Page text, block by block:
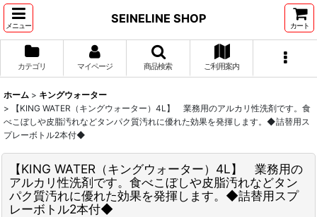
メニュー
SEINELINE SHOP
カート
カテゴリ マイページ 商品検索 ご利用案内
ホーム > キングウォーター
>
【KING WATER（キングウォーター）4L】 業務用のアルカリ性洗剤です。食
べこぼしや皮脂汚れなどタンパク質汚れに優れた効果を発揮します。◆詰替用ス
プレーボトル2本付◆
【KING WATER（キングウォーター）4L】 業務用の
アルカリ性洗剤です。食べこぼしや皮脂汚れなどタン
パク質汚れに優れた効果を発揮します。◆詰替用スプ
レーボトル2本付◆